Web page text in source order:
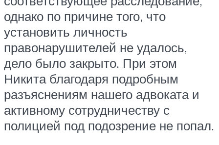
однако по причине того, что
установить личность
правонарушителей не удалось,
дело было закрыто. При этом
Никита благодаря подробным
разъяснениям нашего адвоката и
активному сотрудничеству с
полицией под подозрение не попал.